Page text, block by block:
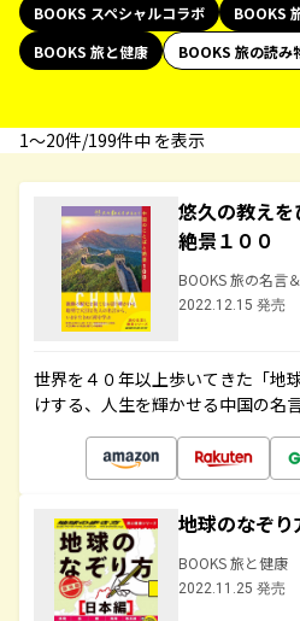
BOOKS スペシャルコラボ
BOOKS
BOOKS 旅と健康
BOOKS 旅の読み
1〜20件/199件中 を表示
悠久の教え
絶景１００
BOOKS 旅の名言
2022.12.15 発売
世界を４０年以上歩いてきた「地
けする、人生を輝かせる中国の名
地球のなぞ
BOOKS 旅と健康
2022.11.25 発売